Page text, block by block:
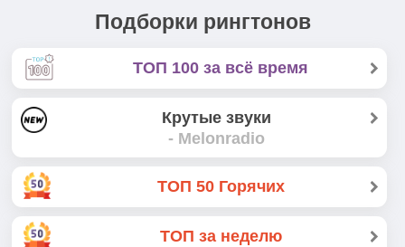
Подборки рингтонов
ТОП 100 за всё время
Крутые звуки
- Melonradio
ТОП 50 Горячих
ТОП за неделю